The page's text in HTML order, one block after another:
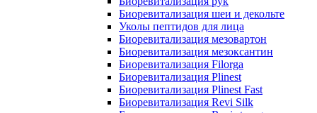
Биоревитализация шеи и декольте
Уколы пептидов для лица
Биоревитализация мезовартон
Биоревитализация мезоксантин
Биоревитализация Filorga
Биоревитализация Plinest
Биоревитализация Plinest Fast
Биоревитализация Revi Silk